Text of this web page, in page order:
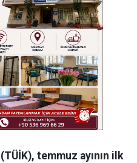
temmuz ayının ilk